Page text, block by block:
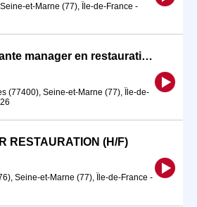
et-Marne (77), Île-de-France -
Assistant / Assistante manager en restauration (H/F)
(77400), Seine-et-Marne (77), Île-de-
RESTAURATION (H/F)
Seine-et-Marne (77), Île-de-France -